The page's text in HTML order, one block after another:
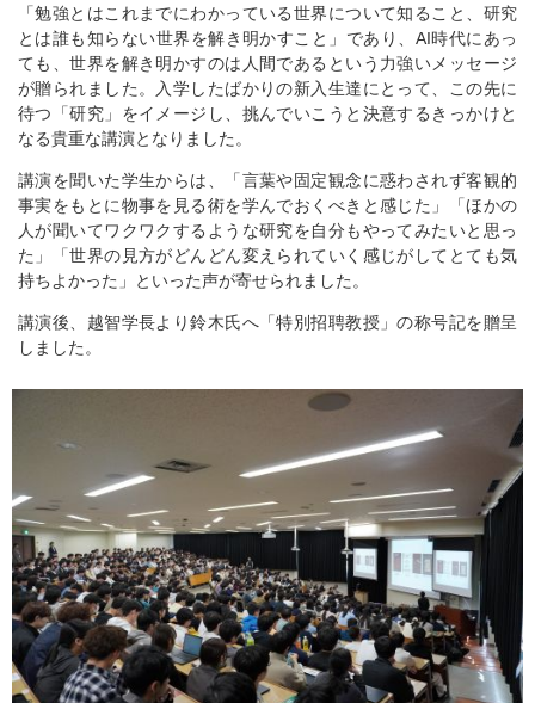
「勉強とはこれまでにわかっている世界について知ること、研究
とは誰も知らない世界を解き明かすこと」であり、AI時代にあっ
ても、世界を解き明かすのは人間であるという力強いメッセージ
が贈られました。入学したばかりの新入生達にとって、この先に
待つ「研究」をイメージし、挑んでいこうと決意するきっかけと
なる貴重な講演となりました。
講演を聞いた学生からは、「言葉や固定観念に惑わされず客観的
事実をもとに物事を見る術を学んでおくべきと感じた」「ほかの
人が聞いてワクワクするような研究を自分もやってみたいと思っ
た」「世界の見方がどんどん変えられていく感じがしてとても気
持ちよかった」といった声が寄せられました。
講演後、越智学長より鈴木氏へ「特別招聘教授」の称号記を贈呈
しました。